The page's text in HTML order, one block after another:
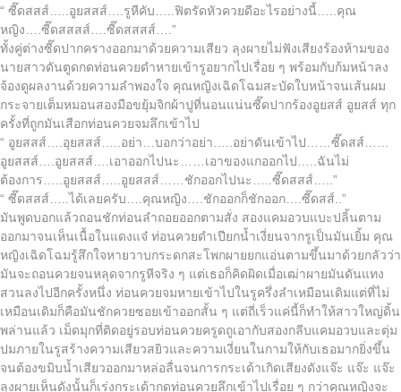
“ ซี๊ดสสส์…..อูยสสส์….รูหีคับ…..ฟิตรัดหัวควยดีอะไรอย่างนี้…..คุณ
หญิง….ซี๊ดสสสส์….ซี๊ดสสสส์….”
ทั้งคู่ต่างซี๊ดปากครางออกมาด้วยความเสียว ลุงผายไม่ฟังเสียงร้องห้ามของ
นายสาวดันตูดกดท่อนควยดำหายเข้ารูอยากไปเรื่อย ๆ พร้อมกับก้มหน้าลง
จ้องดูผลงานด้วยความลำพองใจ คุณหญิงเฉิดโฉมสะบัดใบหน้าจนเส้นผม
กระจายเต็มหมอนสองมือขยุ้มจิกผ้าปูที่นอนแน่นซี๊ดปากร้องอูยสส์ อูยสส์ ทุก
ครั้งที่ถูกมันเสือกท่อนควยจมลึกเข้าไป
“ อูยสสส์….อุยสสส์…..อย่า…บอกว่าอย่า…..อย่าดันเข้าไป……ซี๊ดสส์……
อูยสสส์….อูยสสส์….เอาออกไปนะ……เอาของแกออกไป…..ฉันไม่
ต้องการ…..อูยสสส์…..อูยสสส์……ชักออกไปนะ…..ซี๊ดสสส์…..”
“ ซี๊ดสสส์…..ได้เลยครับ….คุณหญิง….ชักออกก็ชักออก….ซี๊ดสส์..”
มันพูดบอกแล้วถอนชักท่อนลำถอยออกตามสั่ง สองแคมอวบแบะปลิ้นตาม
ออกมาจนเห็นเนื้อในแดงแจ๋ ท่อนควยดำเปียกน้ำเงี่ยนจากรูเป็นมันเยิ้ม คุณ
หญิงเฉิดโฉมรู้สึกใจหายวาบกระดกสะโพกผายยกแอ่นตามขึ้นมาด้วยกลัวว่า
มันจะถอนควยจนหลุดจากรูหีจริง ๆ แต่เธอก็คิดผิดเมื่อเฒ่าผายมันดันแทง
สวนลงไปอีกครั้งหนึ่ง ท่อนควยจมหายเข้าไปในรูครึ่งลำเหมือนเดิมแต่ที่ไม่
เหมือนเดิมก็คือมันชักควยซอยเข้าออกสั้น ๆ แต่ถี่เร็วแค่นี้ก็ทำให้สาวใหญ่ดิ้น
พล่านแล้ว เม็ดมุกที่ติดอยู่รอบท่อนควยครูดถูเอากับสองกลีบแคมอวบและตุ่ม
ปมภายในรูสร้างความเสียวสยิวและความเงี่ยนในกามให้กับเธอมากยิ่งขึ้น
จนต้องขมิบน้ำเสียวออกมาหล่อลื่นจนการกระเด้าเกิดเสียงดังแจ๊ะ แจ๊ะ แจ๊ะ
ลุงผายเห็นดังนั้นก็เร่งกระเด้ากดท่อนควยลึกเข้าไปเรื่อย ๆ กว่าคุณหญิงจะ